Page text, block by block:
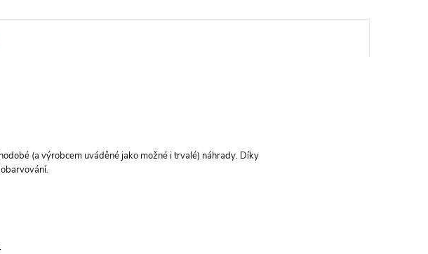
(a výrobcem uváděné jako možné i trvalé) náhrady. Díky